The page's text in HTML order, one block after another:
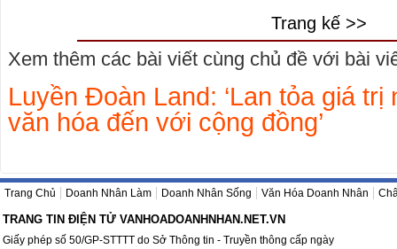
Trang kế >>
Xem thêm các bài viết cùng chủ đề với bài
Luyền Đoàn Land: ‘Lan tỏa giá trị
văn hóa đến với cộng đồng’
Trang Chủ Doanh Nhân Làm Doanh Nhân Sống Văn Hóa Doanh Nhân
TRANG TIN ĐIỆN TỬ VANHOADOANHNHAN.NET.VN
Giấy phép số 50/GP-STTTT do Sở Thông tin - Truyền thông cấp ngày